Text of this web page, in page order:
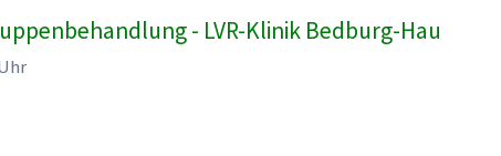
- LVR-Klinik Bedburg-Hau